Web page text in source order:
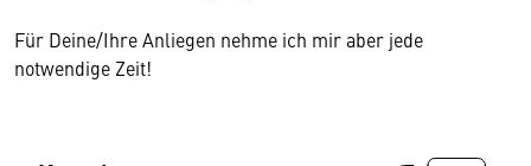
Für Deine/Ihre Anliegen nehme ich mir aber jede
notwendige Zeit!